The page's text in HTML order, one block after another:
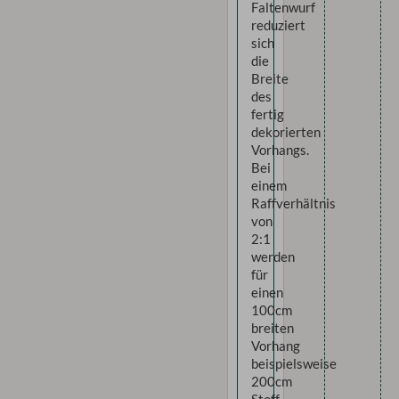
Faltenwurf
reduziert
sich
die
Breite
des
fertig
dekorierten
Vorhangs.
Bei
einem
Raffverhältnis
von
2:1
werden
für
einen
100cm
breiten
Vorhang
beispielsweise
200cm